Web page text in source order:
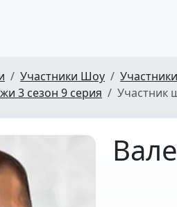
Участники Шоу
3 сезон 9 серия
Участник